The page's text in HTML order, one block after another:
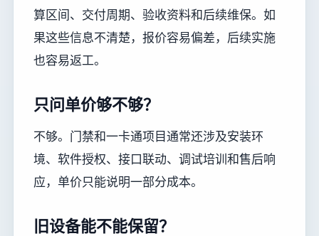
算区间、交付周期、验收资料和后续维保。如
果这些信息不清楚，报价容易偏差，后续实施
也容易返工。
只问单价够不够？
不够。门禁和一卡通项目通常还涉及安装环
境、软件授权、接口联动、调试培训和售后响
应，单价只能说明一部分成本。
旧设备能不能保留？